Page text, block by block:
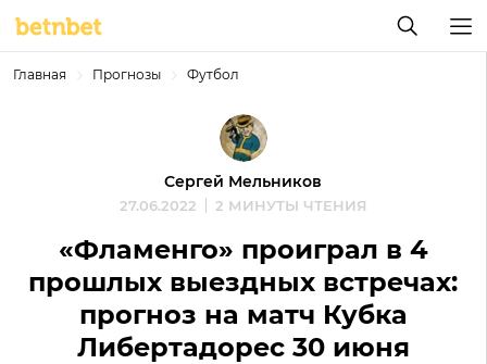
Главная Прогнозы Футбол
Сергей Мельников
27.06.2022 2 МИНУТЫ ЧТЕНИЯ
«Фламенго» проиграл в 4
прошлых выездных встречах:
прогноз на матч Кубка
Либертадорес 30 июня